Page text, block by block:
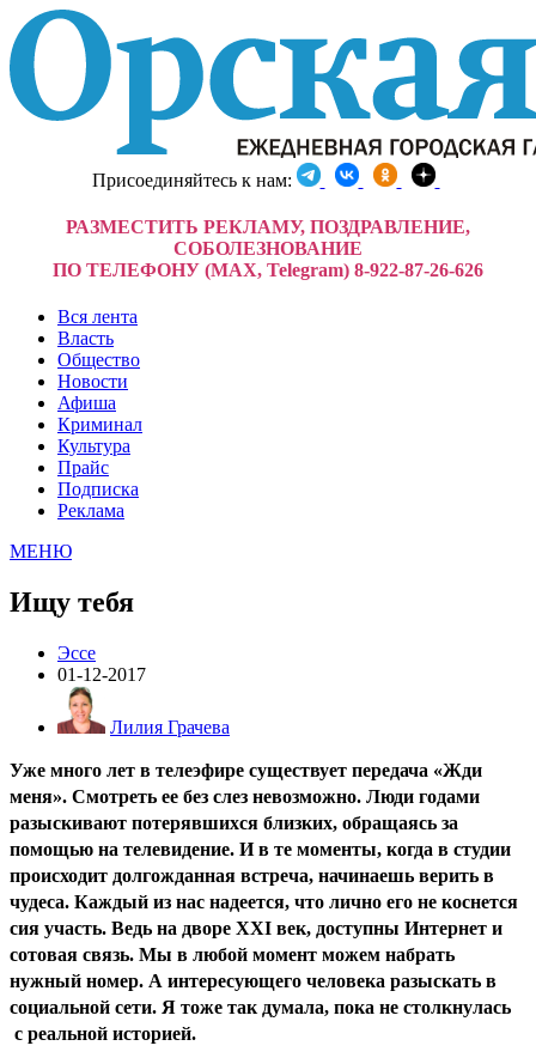
Присоединяйтесь к нам:
РАЗМЕСТИТЬ РЕКЛАМУ, ПОЗДРАВЛЕНИЕ,
СОБОЛЕЗНОВАНИЕ
ПО ТЕЛЕФОНУ (MAX, Telegram) 8-922-87-26-626
Вся лента
Власть
Общество
Новости
Афиша
Криминал
Культура
Прайс
Подписка
Реклама
МЕНЮ
Ищу тебя
Эссе
01-12-2017
Лилия Грачева
Уже много лет в телеэфире существует передача «Жди
меня». Смотреть ее без слез невозможно. Люди годами
разыскивают потерявшихся близких, обращаясь за
помощью на телевидение. И в те моменты, когда в студии
происходит долгожданная встреча, начинаешь верить в
чудеса. Каждый из нас надеется, что лично его не коснется
сия участь. Ведь на дворе XXI век, доступны Интернет и
сотовая связь. Мы в любой момент можем набрать
нужный номер. А интересующего человека разыскать в
социальной сети. Я тоже так думала, пока не столкнулась
с реальной историей.